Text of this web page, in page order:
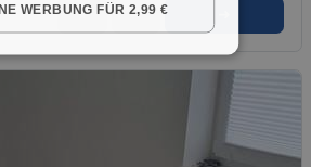
★ ➦
WERBUNG FÜR 2,99 €